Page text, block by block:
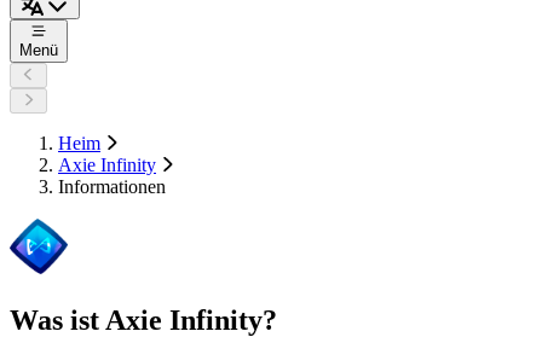
Menü
Heim
Axie Infinity
Informationen
Was ist Axie Infinity?